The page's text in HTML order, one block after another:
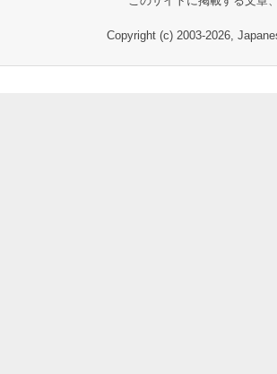
Copyright (c) 2003-2026,